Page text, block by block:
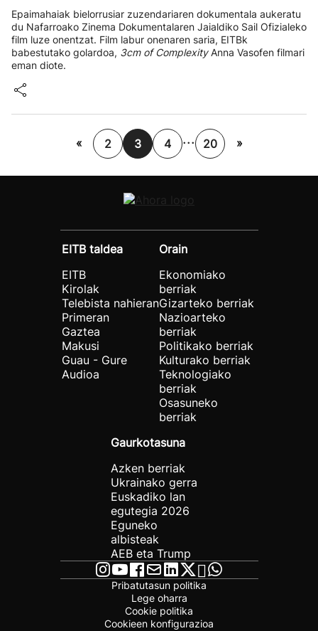
Epaimahaiak bielorrusiar zuzendariaren dokumentala aukeratu
du Nafarroako Zinema Dokumentalaren Jaialdiko Sail Ofizialeko
film luze onentzat. Film labur onenaren saria, EITBk
babestutako golardoa, 3cm of ComplexityAnna Vasofen filmari
eman diote.
« 2 3 4 ... 20 »
EITB taldea
EITB
Kirolak
Telebista nahieran
Primeran
Gaztea
Makusi
Guau - Gure
Audioa
Orain
Ekonomiako
berriak
Gizarteko berriak
Nazioarteko
berriak
Politikako berriak
Kulturako berriak
Teknologiako
berriak
Osasuneko
berriak
Gaurkotasuna
Azken berriak
Ukrainako gerra
Euskadiko lan
egutegia 2026
Eguneko
albisteak
AEB eta Trump
Pribatutasun politika
Lege oharra
Cookie politika
Cookieen konfigurazioa